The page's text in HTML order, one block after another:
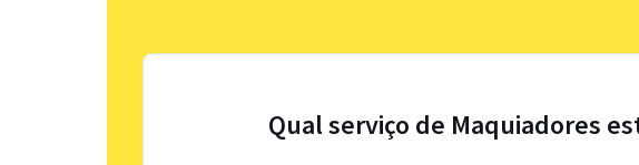
Qual serviço de Maquiadores